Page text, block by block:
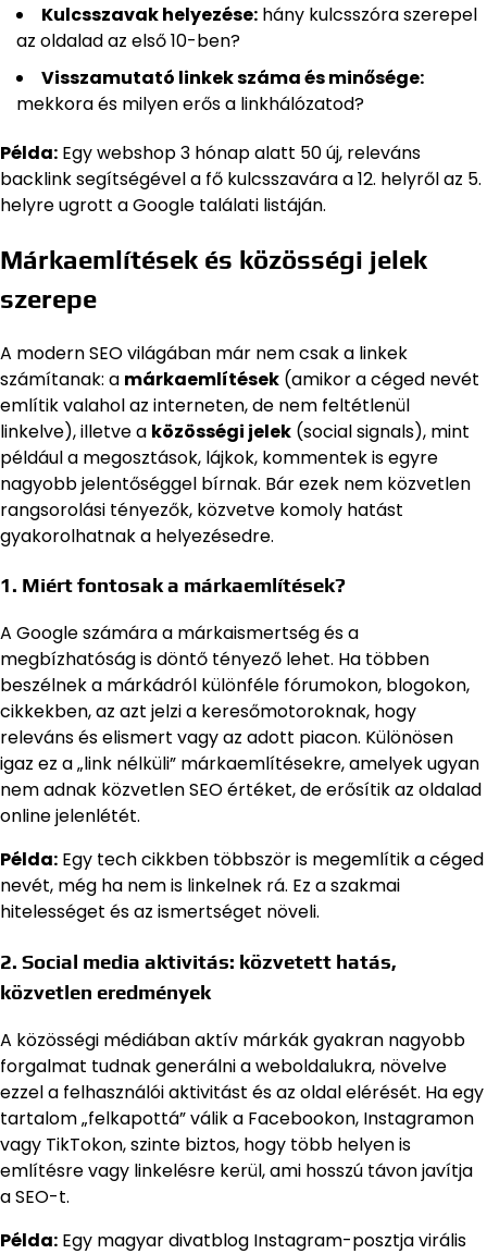
Kulcsszavak helyezése: hány kulcsszóra szerepel
az oldalad az első 10-ben?
Visszamutató linkek száma és minősége:
mekkora és milyen erős a linkhálózatod?
Példa: Egy webshop 3 hónap alatt 50 új, releváns
backlink segítségével a fő kulcsszavára a 12. helyről az 5.
helyre ugrott a Google találati listáján.
Márkaemlítések és közösségi jelek
szerepe
A modern SEO világában már nem csak a linkek
számítanak: a márkaemlítések (amikor a céged nevét
említik valahol az interneten, de nem feltétlenül
linkelve), illetve a közösségi jelek (social signals), mint
például a megosztások, lájkok, kommentek is egyre
nagyobb jelentőséggel bírnak. Bár ezek nem közvetlen
rangsorolási tényezők, közvetve komoly hatást
gyakorolhatnak a helyezésedre.
1. Miért fontosak a márkaemlítések?
A Google számára a márkaismertség és a
megbízhatóság is döntő tényező lehet. Ha többen
beszélnek a márkádról különféle fórumokon, blogokon,
cikkekben, az azt jelzi a keresőmotoroknak, hogy
releváns és elismert vagy az adott piacon. Különösen
igaz ez a „link nélküli” márkaemlítésekre, amelyek ugyan
nem adnak közvetlen SEO értéket, de erősítik az oldalad
online jelenlétét.
Példa: Egy tech cikkben többször is megemlítik a céged
nevét, még ha nem is linkelnek rá. Ez a szakmai
hitelességet és az ismertséget növeli.
2. Social media aktivitás: közvetett hatás,
közvetlen eredmények
A közösségi médiában aktív márkák gyakran nagyobb
forgalmat tudnak generálni a weboldalukra, növelve
ezzel a felhasználói aktivitást és az oldal elérését. Ha egy
tartalom „felkapottá” válik a Facebookon, Instagramon
vagy TikTokon, szinte biztos, hogy több helyen is
említésre vagy linkelésre kerül, ami hosszú távon javítja
a SEO-t.
Példa: Egy magyar divatblog Instagram-posztja virális